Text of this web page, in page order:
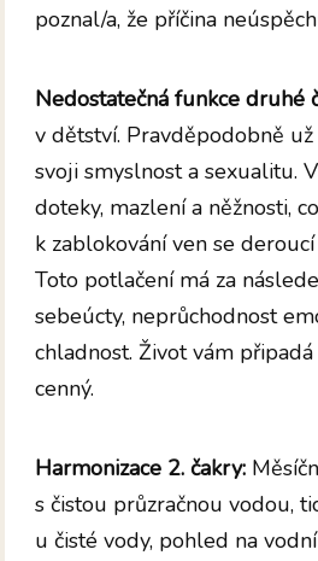
poznal/a, že příčina
Nedostatečná funkce druhé
v dětství. Pravděpodobně
svoji smyslnost a sexualitu.
doteky, mazlení a něžnosti,
k zablokování ven se
Toto potlačení má za
sebeúcty, neprůchodnost
chladnost. Život vám
cenný.
Harmonizace 2. čakry:
s čistou průzračnou vodou,
u čisté vody, pohled na